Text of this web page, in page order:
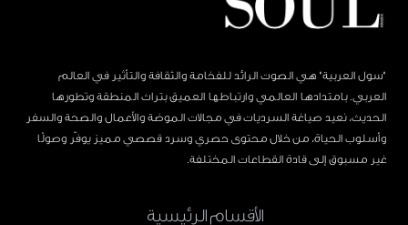
"سول العربية" هي الصوت الرائد للفخامة والثقافة والتأثير في العالم
العربي. بامتدادها العالمي وارتباطها العميق بتراث المنطقة وتطورها
الحديث، نعيد صياغة السرديات في مجالات الموضة والأعمال والصحة والسفر
وأسلوب الحياة، من خلال محتوى حصري وسرد قصصي مميز يوفّر وصولًا
غير مسبوق إلى قادة القطاعات المختلفة.
الأقسام الرئيسية